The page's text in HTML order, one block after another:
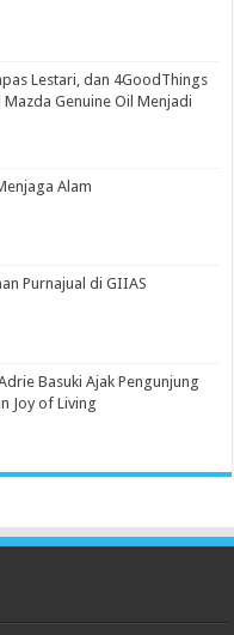
Lestari, dan 4GoodThings
Genuine Oil Menjadi
Alam
Purnajual di GIIAS
Basuki Ajak Pengunjung
Joy of Living